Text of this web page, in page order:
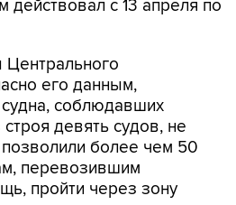
соблюдавших
девять судов, не
более чем 50
перевозившим
пройти через зону